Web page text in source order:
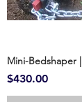
Mini-Bedshaper
Precio
$430.00